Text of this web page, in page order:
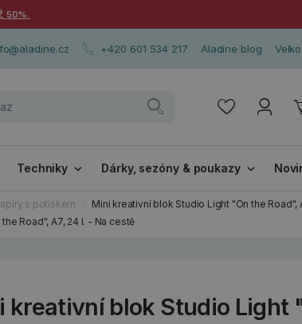
50%.
+420 601 534 217 Aladine blog
Techniky Dárky, sezóny & poukazy
s potiskem
Mini kreativní blok Studio Light "On the Road",
Road", A7, 24 l. - Na cestě
kreativní blok Studio Light